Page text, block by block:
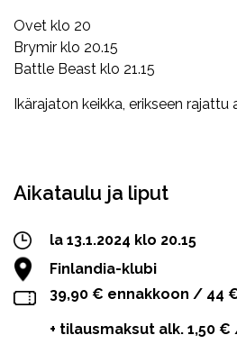
Ovet klo 20
Brymir klo 20.15
Battle Beast klo 21.15
Ikärajaton keikka, erikseen rajattu
Aikataulu ja liput
la 13.1.2024 klo 20.15
Finlandia-klubi
39,90 € ennakkoon / 44
+ tilausmaksut alk. 1,50